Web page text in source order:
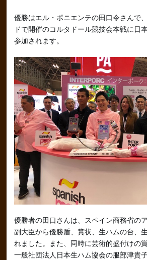
優勝はエル・ポニエンテの田口令さんで
ドで開催のコルタドール競技会本戦に日
参加されます。
優勝者の田口さんは、スペイン商務省の
副大臣から優勝盾、賞状、生ハムの台、
れました。また、同時に芸術的盛付けの
一般社団法人日本生ハム協会の服部津貴